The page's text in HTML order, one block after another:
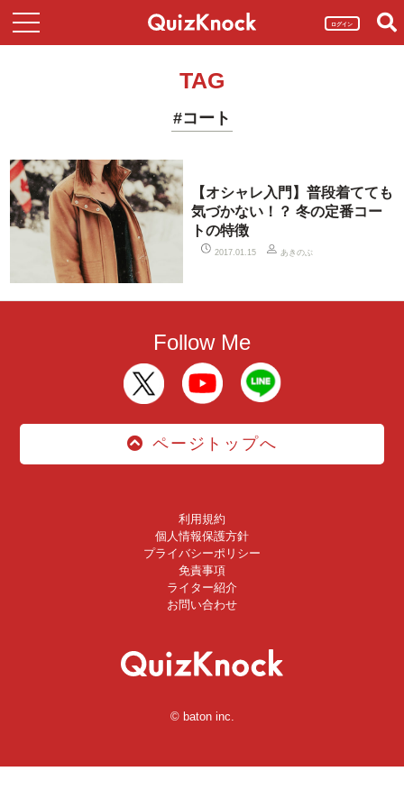
ログイン
TAG
#コート
【オシャレ入門】普段着てても
気づかない！？ 冬の定番コー
トの特徴
2017.01.15 あきのぶ
Follow Me
ページトップへ
利用規約
個人情報保護方針
プライバシーポリシー
免責事項
ライター紹介
お問い合わせ
© baton inc.